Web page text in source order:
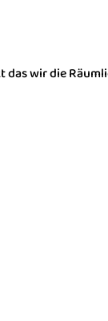
das wir die